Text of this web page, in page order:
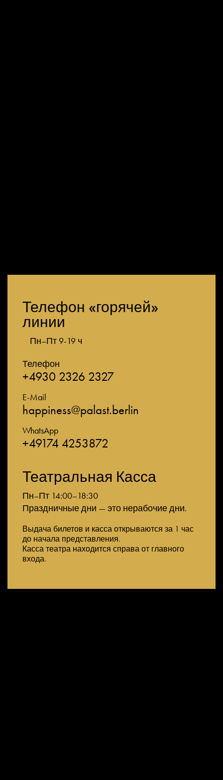
Телефон «горячей»
линии
Пн–Пт 9-19 ч
Телефон
+4930 2326 2327
E-Mail
happiness@palast.berlin
WhatsApp
+49174 4253872
Театральная Касса
Пн–Пт 14:00–18:30
Праздничные дни — это нерабочие дни.
Выдача билетов и касса открываются за 1 час
до начала представления.
Касса театра находится справа от главного
входа.